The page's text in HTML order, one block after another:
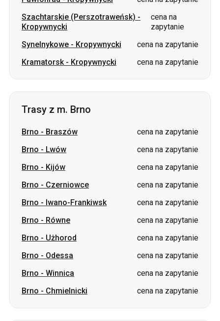
Trasy z m. Brno
Brno-Braszów
cena na zapytanie
Brno- Kijów
Brno-Czerniowce
cena na zapytanie
Brno-Iwano-Frankiwsk
cena na zapytanie
Brno-Równe
cena na zapytanie
Brno-Użhorod
cena na zapytanie
Brno-Odessa
cena na zapytanie
Brno-Winnica
cena na zapytanie
Brno-Chmielnicki cena na zapytanie
Trasy do m. Brno
Boryspol-Brno
cena na zapytanie